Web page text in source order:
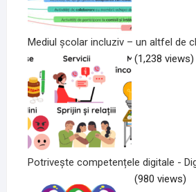
Mediul școlar incluziv – un altfel de
(1,238 views)
Potrivește competențele digitale -
(980 views)